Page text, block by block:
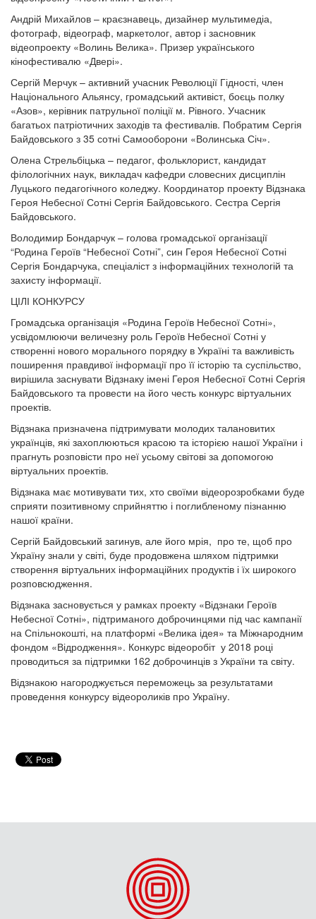
Андрій Михайлов – краєзнавець, дизайнер мультимедіа,
фотограф, відеограф, маркетолог, автор і засновник
відеопроекту «Волинь Велика». Призер українського
кінофестивалю «Двері».
Сергій Мерчук – активний учасник Революції Гідності, член
Національного Альянсу, громадський активіст, боєць полку
«Азов», керівник патрульної поліції м. Рівного. Учасник
багатьох патріотичних заходів та фестивалів. Побратим Сергія
Байдовського з 35 сотні Самооборони «Волинська Січ».
Олена Стрельбіцька – педагог, фольклорист, кандидат
філологічних наук, викладач кафедри словесних дисциплін
Луцького педагогічного коледжу. Координатор проекту Відзнака
Героя Небесної Сотні Сергія Байдовського. Сестра Сергія
Байдовського.
Володимир Бондарчук – голова громадської організації
“Родина Героїв “Небесної Сотні”, син Героя Небесної Сотні
Сергія Бондарчука, спеціаліст з інформаційних технологій та
захисту інформації.
ЦІЛІ КОНКУРСУ
Громадська організація «Родина Героїв Небесної Сотні»,
усвідомлюючи величезну роль Героїв Небесної Сотні у
створенні нового морального порядку в Україні та важливість
поширення правдивої інформації про її історію та суспільство,
вирішила заснувати Відзнаку імені Героя Небесної Сотні Сергія
Байдовського та провести на його честь конкурс віртуальних
проектів.
Відзнака призначена підтримувати молодих талановитих
українців, які захоплюються красою та історією нашої України і
прагнуть розповісти про неї усьому світові за допомогою
віртуальних проектів.
Відзнака має мотивувати тих, хто своїми відеорозробками буде
сприяти позитивному сприйняттю і поглибленому пізнанню
нашої країни.
Сергій Байдовський загинув, але його мрія, про те, щоб про
Україну знали у світі, буде продовжена шляхом підтримки
створення віртуальних інформаційних продуктів і їх широкого
розповсюдження.
Відзнака засновується у рамках проекту «Відзнаки Героїв
Небесної Сотні», підтриманого доброчинцями під час кампанії
на Спільнокошті, на платформі «Велика ідея» та Міжнародним
фондом «Відродження». Конкурс відеоробіт у 2018 році
проводиться за підтримки 162 доброчинців з України та світу.
Відзнакою нагороджується переможець за результатами
проведення конкурсу відеороликів про Україну.